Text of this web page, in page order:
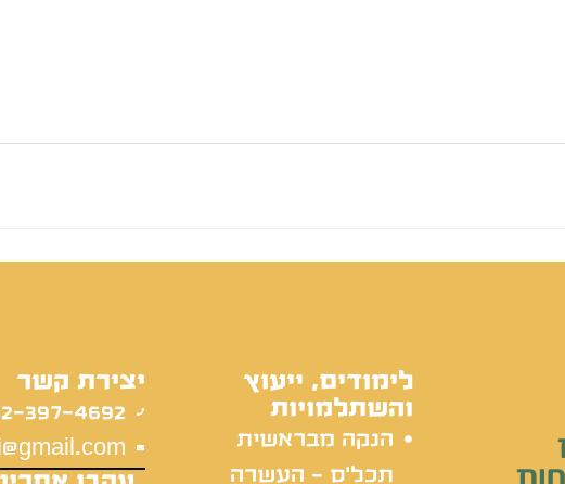
לימודים, ייעוץ
והשתלמויות
הנקה מבראשית
תכל'ס - העשרה
יצירת קשר
397-4692